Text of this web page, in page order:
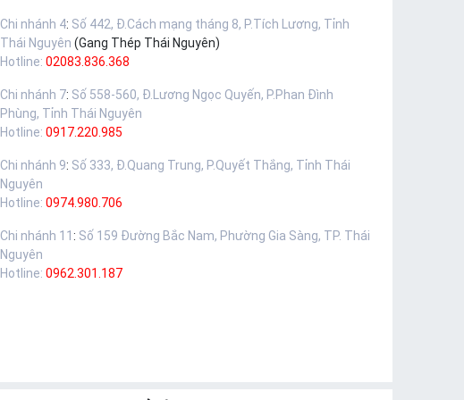
Chi nhánh 4: Số 442, Đ.Cách mạng tháng 8, P.Tích Lương, Tỉnh
Thái Nguyên (Gang Thép Thái Nguyên)
Hotline: 02083.836.368
Chi nhánh 7: Số 558-560, Đ.Lương Ngọc Quyến, P.Phan Đình
Phùng, Tỉnh Thái Nguyên
Hotline: 0917.220.985
Chi nhánh 9: Số 333, Đ.Quang Trung, P.Quyết Thắng, Tỉnh Thái
Nguyên
Hotline: 0974.980.706
Chi nhánh 11 : Số 159 Đường Bắc Nam, Phường Gia Sàng, TP. Thái
Nguyên
Hotline: 0962.301.187